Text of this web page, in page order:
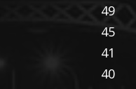
49
45
41
40